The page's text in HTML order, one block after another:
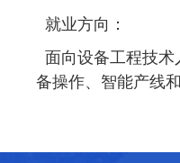
就业方向：
面向设备工程技术
备操作、智能产线